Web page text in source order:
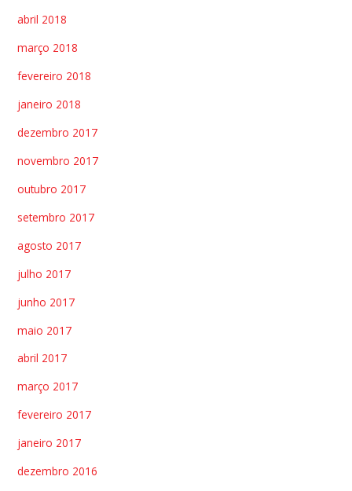
abril 2018
março 2018
fevereiro 2018
janeiro 2018
dezembro 2017
novembro 2017
outubro 2017
setembro 2017
agosto 2017
julho 2017
junho 2017
maio 2017
abril 2017
março 2017
fevereiro 2017
janeiro 2017
dezembro 2016